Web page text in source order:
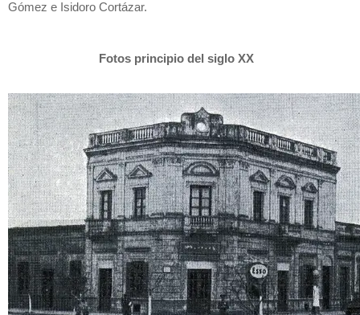
Gómez e Isidoro Cortázar.
Fotos principio del siglo XX